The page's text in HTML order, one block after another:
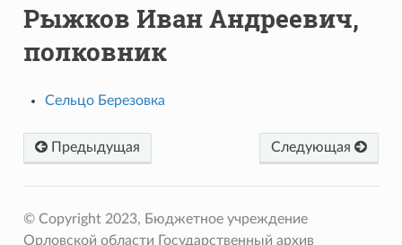
Рыжков Иван Андреевич,
полковник
Сельцо Березовка
Предыдущая Следующая
© Copyright 2023, Бюджетное учреждение
Орловской области Государственный архив